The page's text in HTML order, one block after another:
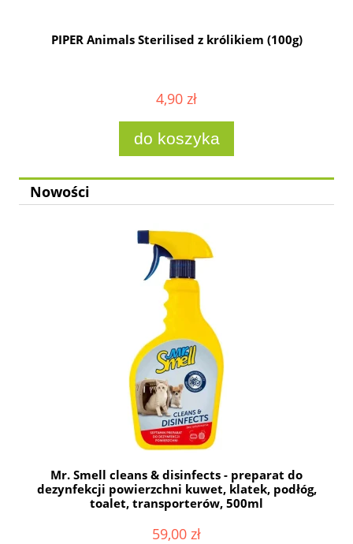
PIPER Animals Sterilised z królikiem (100g)
4,90 zł
do koszyka
Nowości
Mr. Smell cleans & disinfects - preparat do
dezynfekcji powierzchni kuwet, klatek, podłóg,
toalet, transporterów, 500ml
59,00 zł